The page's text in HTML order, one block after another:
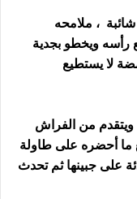
، ملامحه
رأسه ويخطو بجدية
لا يستطيع
ويتقدم من الفراش
ما أحضره على طاولة
على جبينها ثم تحدث